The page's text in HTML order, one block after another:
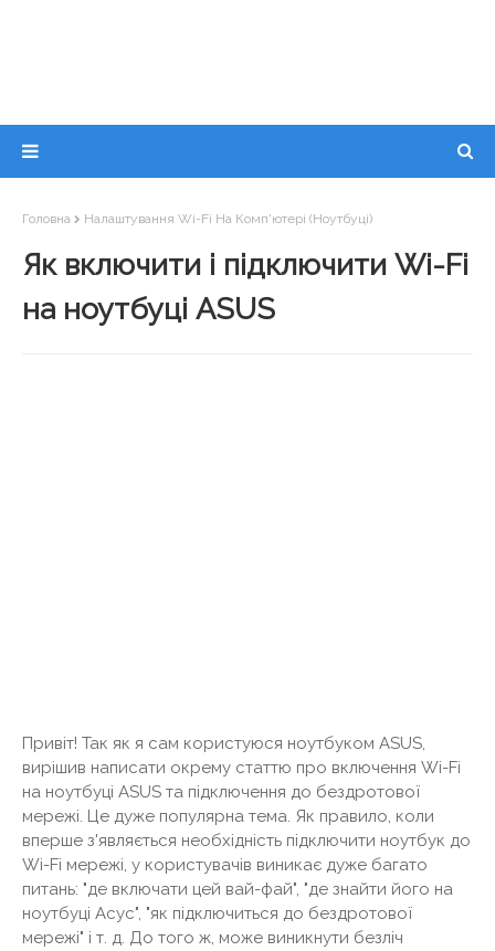
Головна Налаштування Wi-Fi На Комп'ютері (ноутбуці)
Як включити і підключити Wi-Fi
на ноутбуці ASUS
Привіт! Так як я сам користуюся ноутбуком ASUS,
вирішив написати окрему статтю про включення Wi-Fi
на ноутбуці ASUS та підключення до бездротової
мережі. Це дуже популярна тема. Як правило, коли
вперше з'являється необхідність підключити ноутбук до
Wi-Fi мережі, у користувачів виникає дуже багато
питань: "де включати цей вай-фай", "де знайти його на
ноутбуці Асус", "як підключиться до бездротової
мережі" і т. д. До того ж, може виникнути безліч